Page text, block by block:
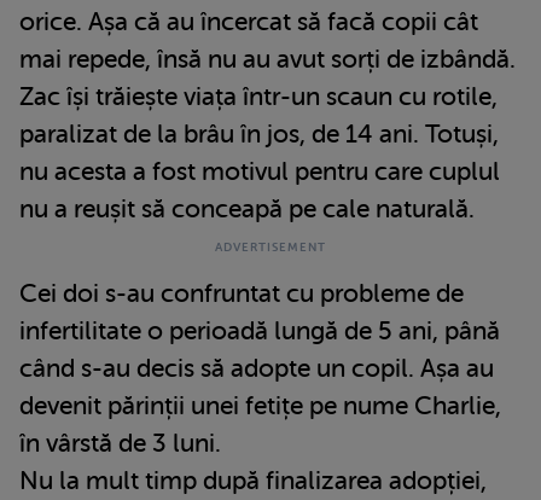
orice. Așa că au încercat să facă copii cât
mai repede, însă nu au avut sorți de izbândă.
Zac își trăiește viața într-un scaun cu rotile,
paralizat de la brâu în jos, de 14 ani. Totuși,
nu acesta a fost motivul pentru care cuplul
nu a reușit să conceapă pe cale naturală.
Cei doi s-au confruntat cu probleme de
infertilitate o perioadă lungă de 5 ani, până
când s-au decis să adopte un copil. Așa au
devenit părinții unei fetițe pe nume Charlie,
în vârstă de 3 luni.
Nu la mult timp după finalizarea adopției,